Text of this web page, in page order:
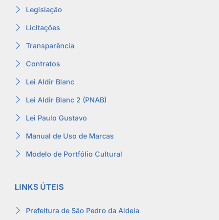
Legislação
Licitações
Transparência
Contratos
Lei Aldir Blanc
Lei Aldir Blanc 2 (PNAB)
Lei Paulo Gustavo
Manual de Uso de Marcas
Modelo de Portfólio Cultural
LINKS ÚTEIS
Prefeitura de São Pedro da Aldeia